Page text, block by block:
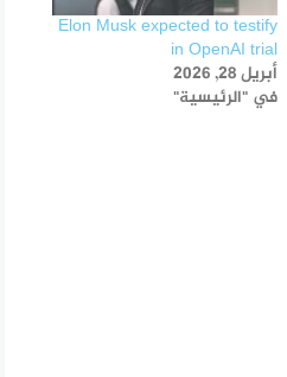
Elon Musk expected to testify
in OpenAI trial
أبريل 28, 2026
في "الرئيسية"